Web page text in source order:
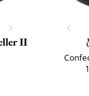
II